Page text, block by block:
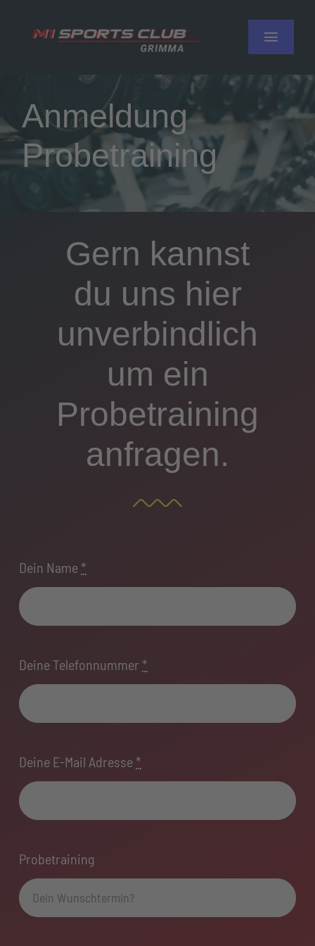
Toggle
Probetraining
Fitnessstudio
Leistungen
Anmeldung
Probetraining
Gern kannst
du uns hier
unverbindlich
um ein
Probetraining
anfragen.
Dein Name *
Deine Telefonnummer *
Deine E-Mail Adresse *
Probetraining